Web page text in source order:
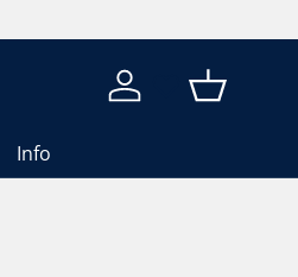
Logg inn Kurv
Info